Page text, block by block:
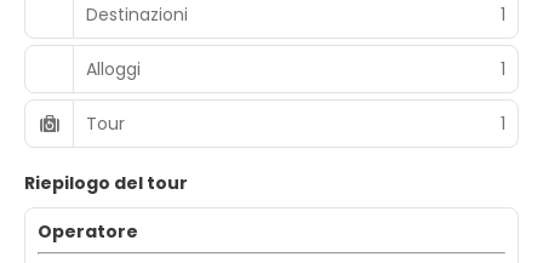
Destinazioni
1
Alloggi 1
Tour 1
Riepilogo del tour
Operatore